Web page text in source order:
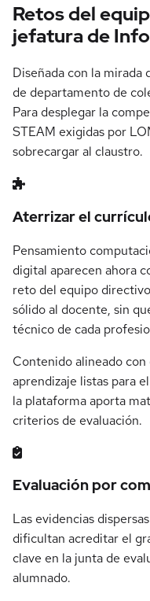
Retos del
jefatura de
Diseñada con la
de departamento de
Para desplegar la
STEAM exigidas por
sobrecargar al claustro.
Aterrizar el
Pensamiento
digital aparecen ahora
reto del equipo
sólido al docente, sin
técnico de cada
Contenido alineado
aprendizaje listas para
la plataforma aporta
criterios de evaluación.
Evaluación por
Las evidencias
dificultan acreditar el
clave en la junta de
alumnado.